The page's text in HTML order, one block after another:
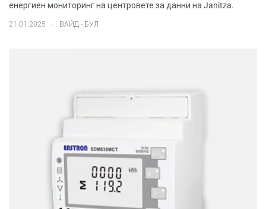
енергиен мониторинг на центровете за данни на Janitza.
21.01.2025 . ВАЙД - БУЛ